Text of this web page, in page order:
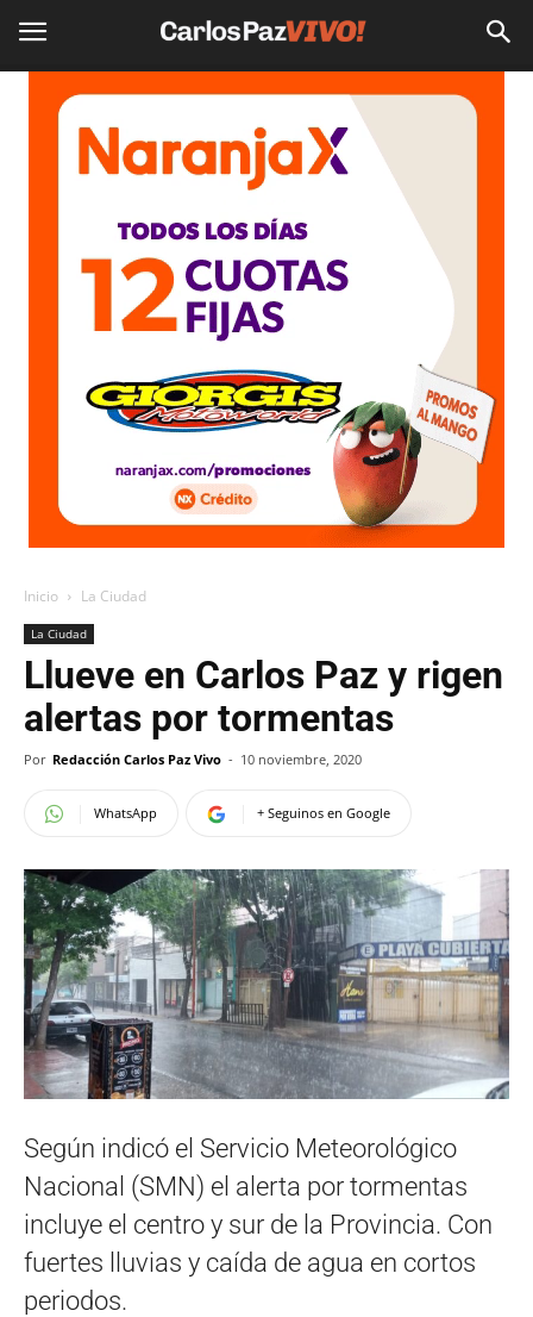
Inicio La Ciudad
La Ciudad
Llueve en Carlos Paz y rigen
alertas por tormentas
Por Redacción Carlos Paz Vivo - 10 noviembre, 2020
WhatsApp + Seguinos en Google
Según indicó el Servicio Meteorológico
Nacional (SMN) el alerta por tormentas
incluye el centro y sur de la Provincia. Con
fuertes lluvias y caída de agua en cortos
periodos.